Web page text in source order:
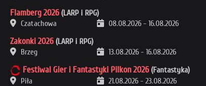
Flamberg 2026 (LARP i RPG)
Czatachowa
08.08.2026 - 16.08.2026
Zakonki 2026 (LARP i RPG)
Brzeg
13.08.2026 - 16.08.2026
Festiwal Gier i Fantastyki Pilkon 2026 (Fantastyka)
Piła
21.08.2026 - 23.08.2026